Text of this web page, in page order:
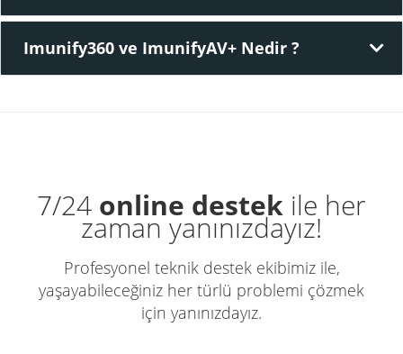
Imunify360 ve ImunifyAV+ Nedir ?
7/24 online destek ile her
zaman yanınızdayız!
Profesyonel teknik destek ekibimiz ile,
yaşayabileceğiniz her türlü problemi çözmek
için yanınızdayız.